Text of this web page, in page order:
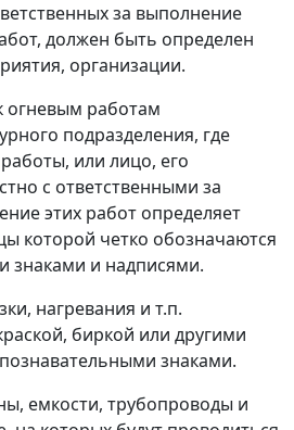
за выполнение
должен быть определен
организации.
огневым работам
подразделения, где
или лицо, его
с ответственными за
этих работ определяет
которой четко обозначаются
знаками и надписями.
нагревания и т.п.
биркой или другими
знаками.
емкости, трубопроводы и